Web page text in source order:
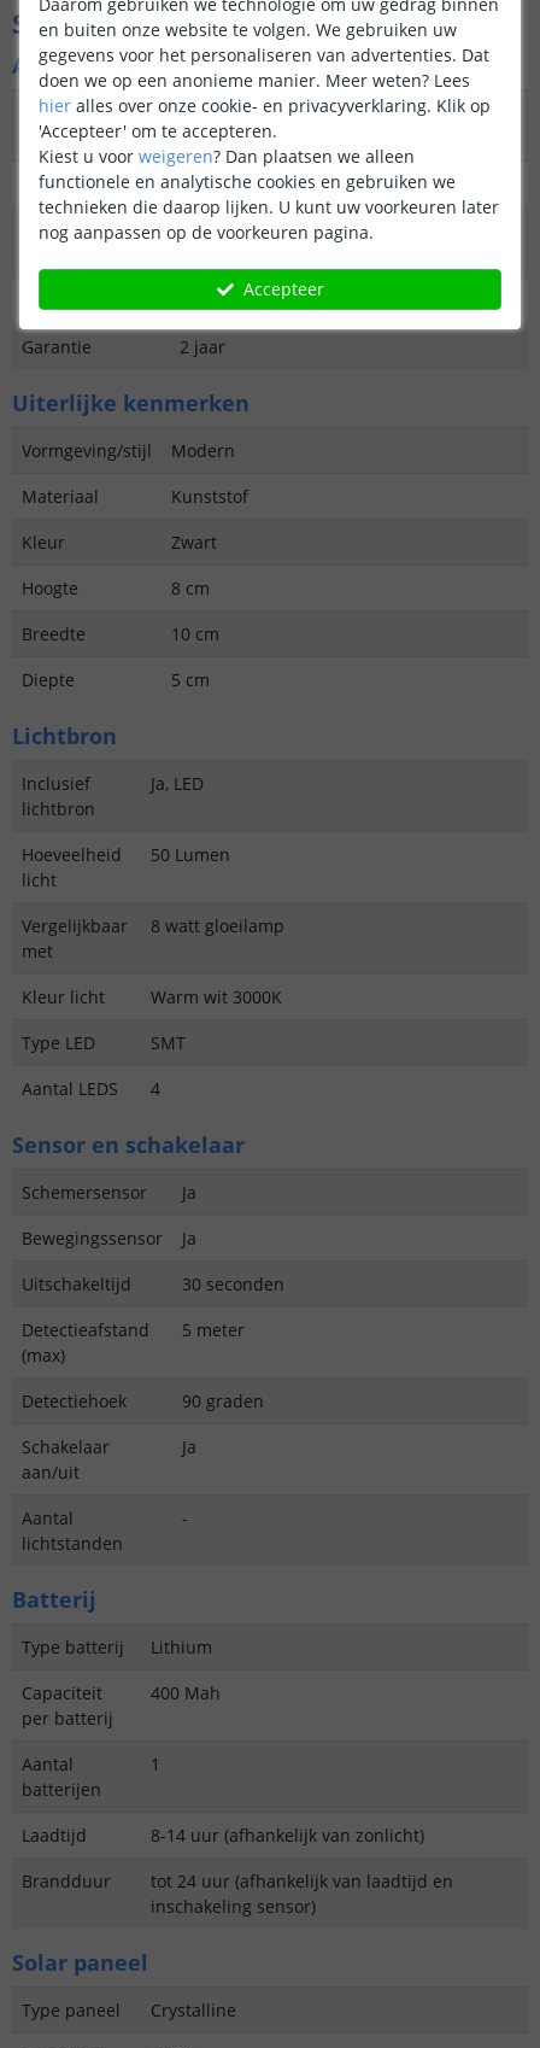
Specificaties
Algemene kenmerken
Type
buitenverlichting
Wandlamp
Functie
Functioneel en decoratief
Aantal lampen in
3
IP waarde
IP44 (geschikt voor buiten)
Garantie
2 jaar
Uiterlijke kenmerken
Vormgeving/stijl
Modern
Materiaal
Kunststof
Kleur
Zwart
Hoogte
8 cm
Breedte
10 cm
Diepte
5 cm
Lichtbron
Inclusief
lichtbron
Ja, LED
Hoeveelheid
licht
50 Lumen
Vergelijkbaar
met
8 watt gloeilamp
Kleur licht
Warm wit 3000K
Type LED
SMT
Aantal LEDS
4
Sensor en schakelaar
Schemersensor
Ja
Bewegingssensor
Ja
Uitschakeltijd
30 seconden
Detectieafstand
(max)
5 meter
Detectiehoek
90 graden
Schakelaar
aan/uit
Ja
Aantal
lichtstanden
-
Batterij
Type batterij
Lithium
Capaciteit
per batterij
400 Mah
Aantal
batterijen
1
Laadtijd
8-14 uur (afhankelijk van zonlicht)
Brandduur
tot 24 uur (afhankelijk van laadtijd en
inschakeling sensor)
Solar paneel
Type paneel
Crystalline
en buiten onze website te volgen. We gebruiken uw
gegevens voor het personaliseren van advertenties. Dat
doen we op een anonieme manier. Meer weten? Lees
hier alles over onze cookie- en privacyverklaring. Klik op
'Accepteer' om te accepteren.
Kiest u voor weigeren? Dan plaatsen we alleen
functionele en analytische cookies en gebruiken we
technieken die daarop lijken. U kunt uw voorkeuren later
nog aanpassen op de voorkeuren pagina.
Accepteer